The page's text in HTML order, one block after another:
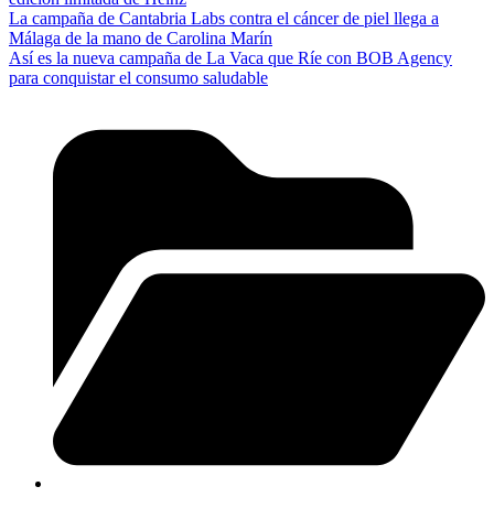
La campaña de Cantabria Labs contra el cáncer de piel llega a
Málaga de la mano de Carolina Marín
Así es la nueva campaña de La Vaca que Ríe con BOB Agency
para conquistar el consumo saludable